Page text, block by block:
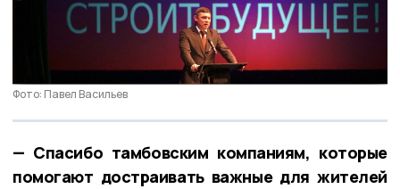
Фото: Павел Васильев
— Спасибо тамбовским компаниям, которые
помогают достраивать важные для жителей